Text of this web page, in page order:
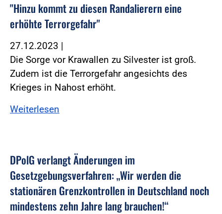
"Hinzu kommt zu diesen Randalierern eine
erhöhte Terrorgefahr"
27.12.2023 |
Die Sorge vor Krawallen zu Silvester ist groß.
Zudem ist die Terrorgefahr angesichts des
Krieges in Nahost erhöht.
Weiterlesen
DPolG verlangt Änderungen im
Gesetzgebungsverfahren: „Wir werden die
stationären Grenzkontrollen in Deutschland noch
mindestens zehn Jahre lang brauchen!“